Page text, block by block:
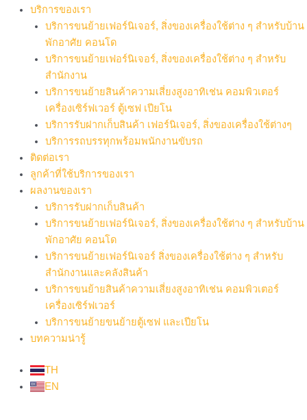
บริการของเรา
บริการขนย้ายเฟอร์นิเจอร์, สิ่งของเครื่องใช้ต่าง ๆ สำหรับบ้าน
พักอาศัย คอนโด
บริการขนย้ายเฟอร์นิเจอร์, สิ่งของเครื่องใช้ต่าง ๆ สำหรับ
สำนักงาน
บริการขนย้ายสินค้าความเสี่ยงสูงอาทิเช่น คอมพิวเตอร์
เครื่องเซิร์ฟเวอร์ ตู้เซฟ เปียโน
บริการรับฝากเก็บสินค้า เฟอร์นิเจอร์, สิ่งของเครื่องใช้ต่างๆ
บริการรถบรรทุกพร้อมพนักงานขับรถ
ติดต่อเรา
ลูกค้าที่ใช้บริการของเรา
ผลงานของเรา
บริการรับฝากเก็บสินค้า
บริการขนย้ายเฟอร์นิเจอร์, สิ่งของเครื่องใช้ต่าง ๆ สำหรับบ้าน
พักอาศัย คอนโด
บริการขนย้ายเฟอร์นิเจอร์ สิ่งของเครื่องใช้ต่าง ๆ สำหรับ
สำนักงานและคลังสินค้า
บริการขนย้ายสินค้าความเสี่ยงสูงอาทิเช่น คอมพิวเตอร์
เครื่องเซิร์ฟเวอร์
บริการขนย้ายขนย้ายตู้เซฟ และเปียโน
บทความน่ารู้
TH
EN